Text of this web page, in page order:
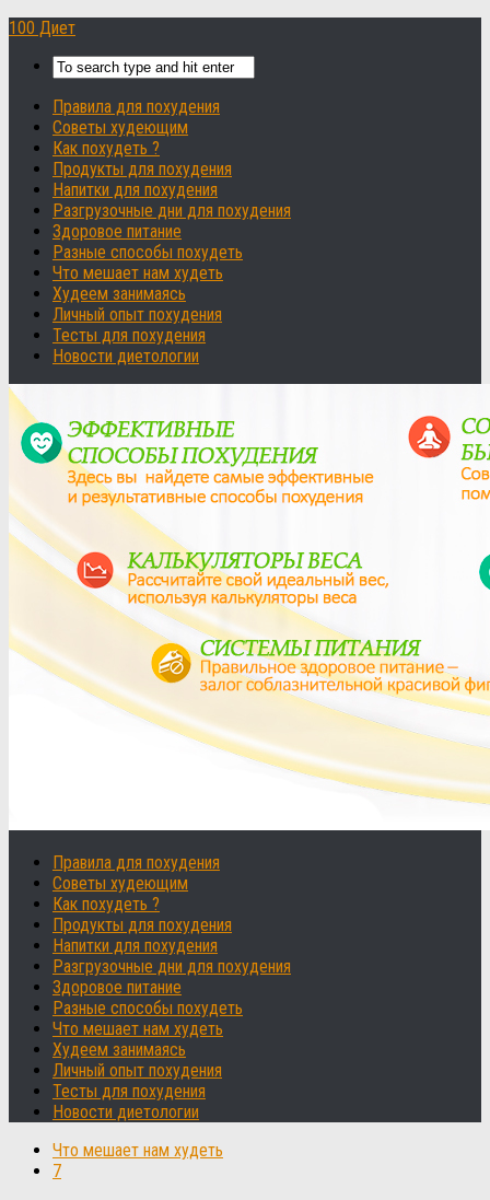
100 Диет
Правила для похудения
Советы худеющим
Как похудеть ?
Продукты для похудения
Напитки для похудения
Разгрузочные дни для похудения
Здоровое питание
Разные способы похудеть
Что мешает нам худеть
Худеем занимаясь
Личный опыт похудения
Тесты для похудения
Новости диетологии
Правила для похудения
Советы худеющим
Как похудеть ?
Продукты для похудения
Напитки для похудения
Разгрузочные дни для похудения
Здоровое питание
Разные способы похудеть
Что мешает нам худеть
Худеем занимаясь
Личный опыт похудения
Тесты для похудения
Новости диетологии
Что мешает нам худеть
7